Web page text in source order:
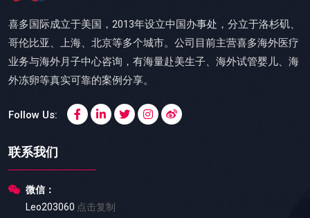
喜多国际成立于美国，2013年设立中国办事处，分立于洛杉矶、
哥伦比亚、上海、北京等多个城市。公司目前主营喜多海外医疗
业务与海外月子中心咨询，有海量赴美生子、海外试管婴儿、海
外冻卵等真实可靠的案例分享。
Follow Us:
联系我们
微信：
Leo203060 点击复制